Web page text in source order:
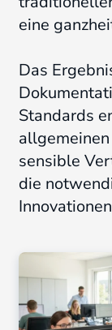
eine
Das
Standards
sensible
die